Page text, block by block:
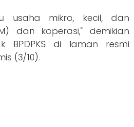
usaha mikro, kecil, dan
dan koperasi," demikian
BPDPKS di laman resmi
(3/10).